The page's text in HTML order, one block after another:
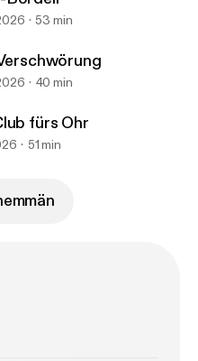
53 min
40 min
fürs Ohr
51 min